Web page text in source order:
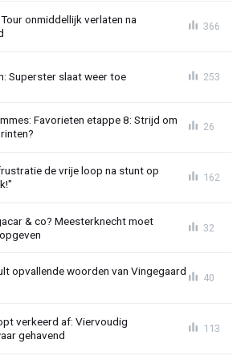
onmiddellijk verlaten na
366
Superster slaat weer toe 253
Favorieten etappe 8: Strijd om
26
de vrije loop na stunt op
162
& co? Meesterknecht moet
32
opvallende woorden van Vingegaard
40
verkeerd af: Viervoudig
gehavend
113